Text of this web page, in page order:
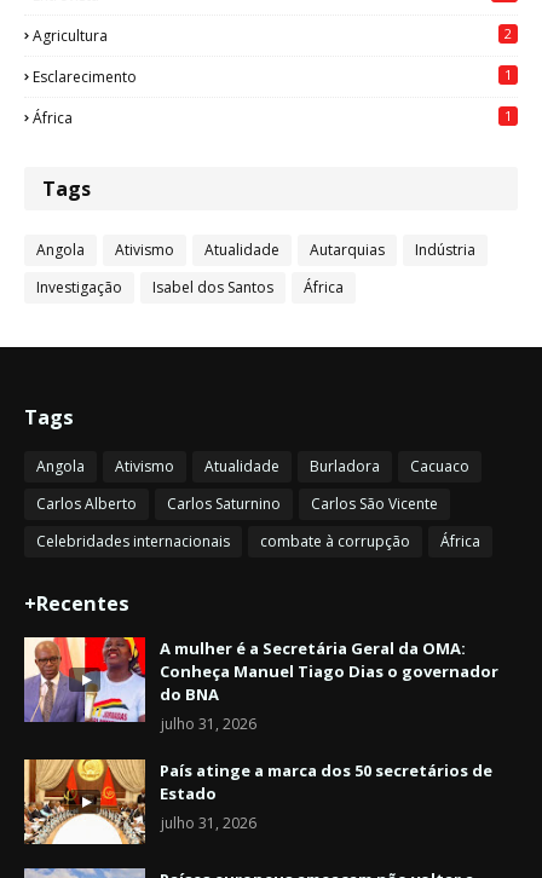
Agricultura 2
Esclarecimento 1
África 1
Tags
Angola Ativismo Atualidade Autarquias
Indústria
Investigação
Isabel dos Santos África
Tags
Angola Ativismo Atualidade Burladora
Cacuaco
Carlos Alberto
Carlos Saturnino
Carlos São Vicente
Celebridades internacionais
combate à corrupção África
+Recentes
A mulher é a Secretária Geral da OMA:
Conheça Manuel Tiago Dias o governador
do BNA
julho 31, 2026
País atinge a marca dos 50 secretários de
Estado
julho 31, 2026